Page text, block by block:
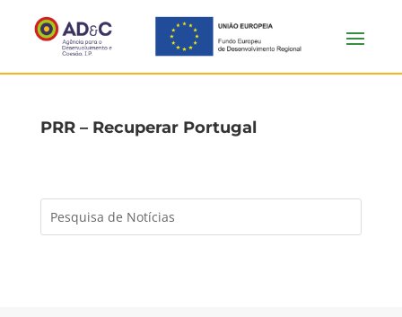
PRR – Recuperar Portugal